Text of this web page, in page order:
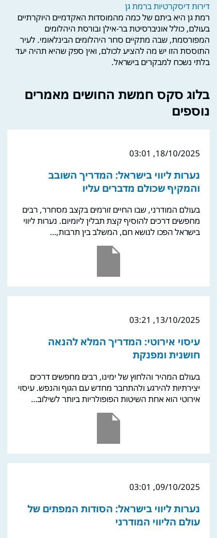
דירות דיסקרטיות ברמת גן
רמת גן היא ביתם של כמה מהמוסדות האקדמיים היוקרתיים
בעולם, כולל אוניברסיטת בר-אילן ובורסת היהלומים
המפורסמת, שבה מתקיים סחר היהלומים הבינלאומי. לעיר
התוססת הזו יש מה להציע לכולם, ואין ספק שהיא תהיה יעד
בלתי נשכח למבקרים בישראל.
בלוג סקס חמשת החושים מאמרים
נוספים
18/10/2025, 03:01
נערות ליווי בישראל: המדריך השובב
והמקיף שכולם מדברים עליו
בעולם המודרני, שבו החיים זורמים בקצב מסחרר, רבים
מחפשים דרכים להוסיף קצת תבלין ליומיום. נערות ליווי
בישראל הפכו לנושא חם, המשלב בין תרבות,…
13/10/2025, 03:21
עיסוי אירוטי: המדריך המלא להנאה
חושנית ומפנקת
בעולם המהיר והלחוץ של ימינו, רבים מחפשים דרכים
יצירתיות להירגע ולהתחבר מחדש עם הגוף והנפש. עיסוי
אירוטי הוא אחת השיטות הפופולריות ביותר לשילוב…
09/10/2025, 03:01
נערות ליווי בישראל: הסודות המפתים של
עולם הליווי המודרני